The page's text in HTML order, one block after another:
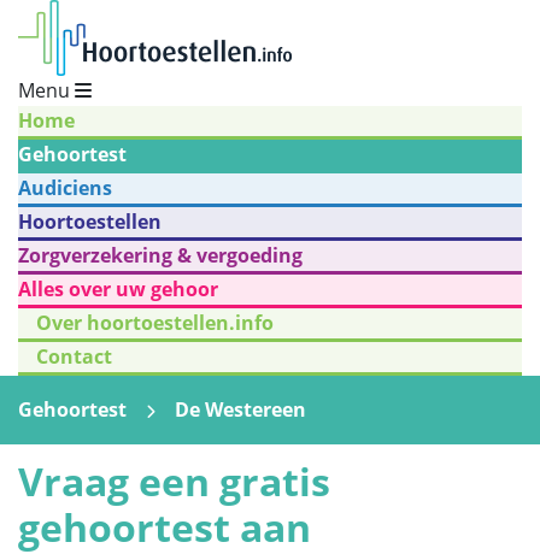
Menu
Home
Gehoortest
Audiciens
Hoortoestellen
Zorgverzekering & vergoeding
Alles over uw gehoor
Over hoortoestellen.info
Contact
Gehoortest
De Westereen
Vraag een gratis
gehoortest aan